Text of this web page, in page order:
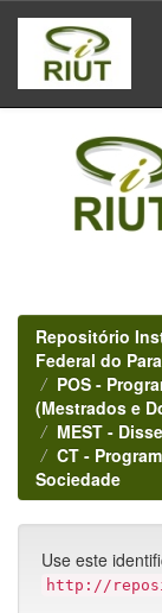
Skip
navigation
Repositório
Federal do
POS -
(Mestrados e
MEST -
CT -
Sociedade
Use este
http://